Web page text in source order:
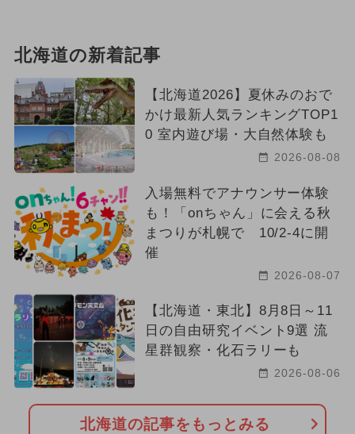
2026年10月のイベント
2026年6月のイベント
2024年3月のイベント
2024年11月のイベント
北海道の新着記事
【北海道2026】夏休みのおで
かけ最新人気ランキングTOP1
0 室内遊び場・大自然体験も
2026-08-08
入場無料でアナウンサー体験
も！「onちゃん」に会える秋
まつりが札幌で 10/2-4に開
催
2026-08-07
【北海道・東北】8月8日～11
日の自由研究イベント9選 流
星群観察・化石ラリーも
2026-08-06
北海道の記事をもっとみる